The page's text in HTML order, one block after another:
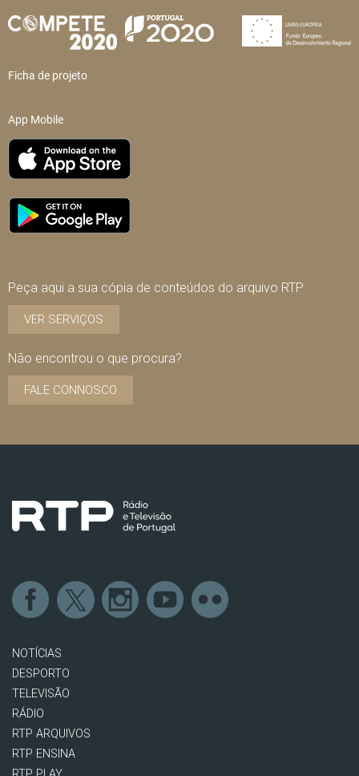
Ficha de projeto
App Mobile
Peça aqui a sua cópia de conteúdos do arquivo RTP
VER SERVIÇOS
Não encontrou o que procura?
FALE CONNOSCO
NOTÍCIAS
DESPORTO
TELEVISÃO
RÁDIO
RTP ARQUIVOS
RTP ENSINA